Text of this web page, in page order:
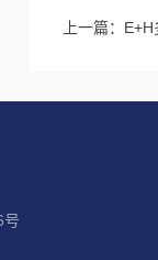
上一篇：
号